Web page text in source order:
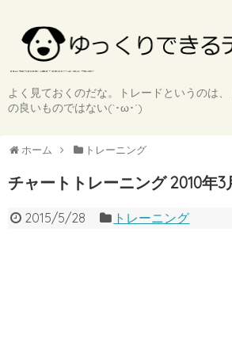
よく見ておくのだな。トレードというのは
の良いものではない(`･ω･´)
ホーム トレーニング
チャートトレーニング 2010年3
2015/5/28 トレーニング